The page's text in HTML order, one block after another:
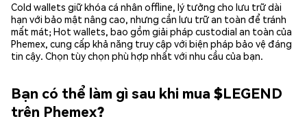
Cold wallets giữ khóa cá nhân offline, lý tưởng cho lưu trữ dài
hạn với bảo mật nâng cao, nhưng cần lưu trữ an toàn để tránh
mất mát; Hot wallets, bao gồm giải pháp custodial an toàn của
Phemex, cung cấp khả năng truy cập với biện pháp bảo vệ đáng
tin cậy. Chọn tùy chọn phù hợp nhất với nhu cầu của bạn.
Bạn có thể làm gì sau khi mua $LEGEND
trên Phemex?